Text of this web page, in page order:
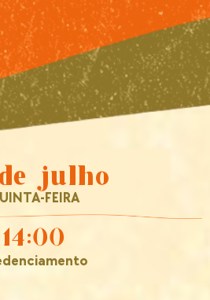
julho
FEIRA
14:00